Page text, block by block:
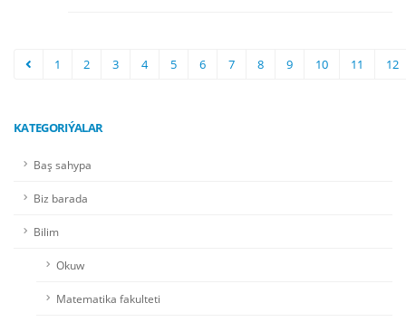
1 2 3 4 5 6 7 8 9 10 11 12
KATEGORIÝALAR
Baş sahypa
Biz barada
Bilim
Okuw
Matematika fakulteti